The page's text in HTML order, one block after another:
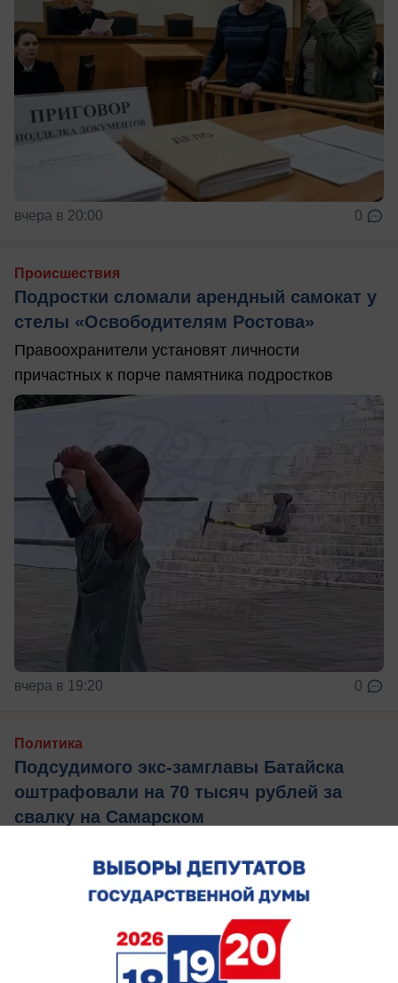
вчера в 20:00 0
Происшествия
Подростки сломали арендный самокат у
стелы «Освободителям Ростова»
Правоохранители установят личности
причастных к порче памятника подростков
вчера в 19:20 0
Политика
Подсудимого экс-замглавы Батайска
оштрафовали на 70 тысяч рублей за
свалку на Самарском
— теперь ответит рублем